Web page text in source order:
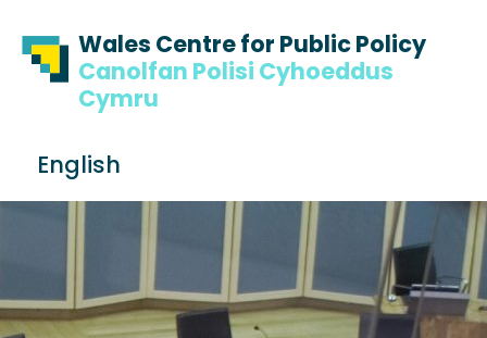
Wales Centre for Public Policy
Canolfan Polisi Cyhoeddus
Cymru
English
c
h